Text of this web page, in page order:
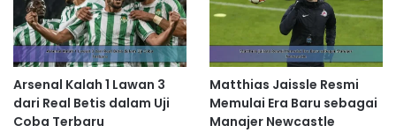
Arsenal Kalah 1 Lawan 3
dari Real Betis dalam Uji
Coba Terbaru
Matthias Jaissle Resmi
Memulai Era Baru sebagai
Manajer Newcastle